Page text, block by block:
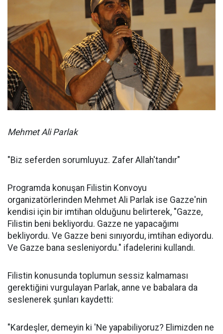
Mehmet Ali Parlak
"Biz seferden sorumluyuz. Zafer Allah'tandır"
Programda konuşan Filistin Konvoyu
organizatörlerinden Mehmet Ali Parlak ise Gazze'nin
kendisi için bir imtihan olduğunu belirterek, "Gazze,
Filistin beni bekliyordu. Gazze ne yapacağımı
bekliyordu. Ve Gazze beni sınıyordu, imtihan ediyordu.
Ve Gazze bana sesleniyordu." ifadelerini kullandı.
Filistin konusunda toplumun sessiz kalmaması
gerektiğini vurgulayan Parlak, anne ve babalara da
seslenerek şunları kaydetti:
"Kardeşler, demeyin ki 'Ne yapabiliyoruz? Elimizden ne